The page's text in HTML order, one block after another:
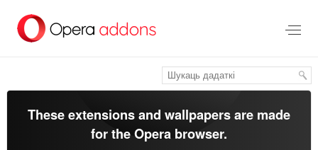
асноўнага
These extensions and wallpapers are made
for theOpera browser.